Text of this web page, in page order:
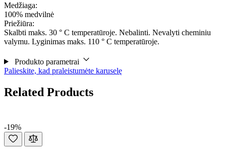
Medžiaga:
100% medvilnė
Priežiūra:
Skalbti maks. 30 ° C temperatūroje. Nebalinti. Nevalyti cheminiu
valymu. Lyginimas maks. 110 ° C temperatūroje.
Produkto parametrai
Palieskite, kad praleistumėte karuselę
Related Products
-19%